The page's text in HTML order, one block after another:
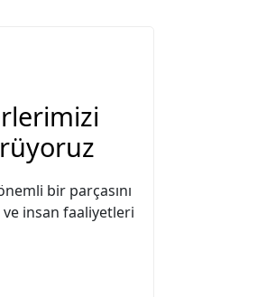
bir parçasını
insan faaliyetleri